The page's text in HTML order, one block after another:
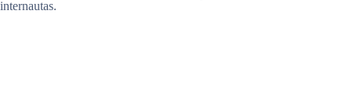
internautas.